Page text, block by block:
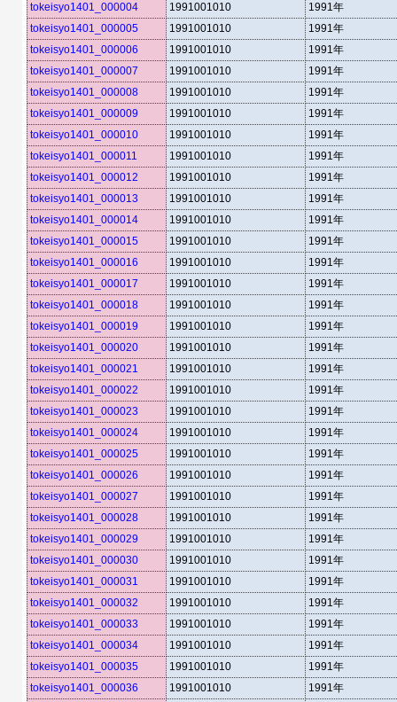
tokeisyo1401_000004
1991001010
1991年
tokeisyo1401_000005
1991001010
1991年
tokeisyo1401_000006
1991001010
1991年
tokeisyo1401_000007
1991001010
1991年
tokeisyo1401_000008
1991001010
1991年
tokeisyo1401_000009
1991001010
1991年
tokeisyo1401_000010
1991001010
1991年
tokeisyo1401_000011
1991001010
1991年
tokeisyo1401_000012
1991001010
1991年
tokeisyo1401_000013
1991001010
1991年
tokeisyo1401_000014
1991001010
1991年
tokeisyo1401_000015
1991001010
1991年
tokeisyo1401_000016
1991001010
1991年
tokeisyo1401_000017
1991001010
1991年
tokeisyo1401_000018
1991001010
1991年
tokeisyo1401_000019
1991001010
1991年
tokeisyo1401_000020
1991001010
1991年
tokeisyo1401_000021
1991001010
1991年
tokeisyo1401_000022
1991001010
1991年
tokeisyo1401_000023
1991001010
1991年
tokeisyo1401_000024
1991001010
1991年
tokeisyo1401_000025
1991001010
1991年
tokeisyo1401_000026
1991001010
1991年
tokeisyo1401_000027
1991001010
1991年
tokeisyo1401_000028
1991001010
1991年
tokeisyo1401_000029
1991001010
1991年
tokeisyo1401_000030
1991001010
1991年
tokeisyo1401_000031
1991001010
1991年
tokeisyo1401_000032
1991001010
1991年
tokeisyo1401_000033
1991001010
1991年
tokeisyo1401_000034
1991001010
1991年
tokeisyo1401_000035
1991001010
1991年
tokeisyo1401_000036
1991001010
1991年